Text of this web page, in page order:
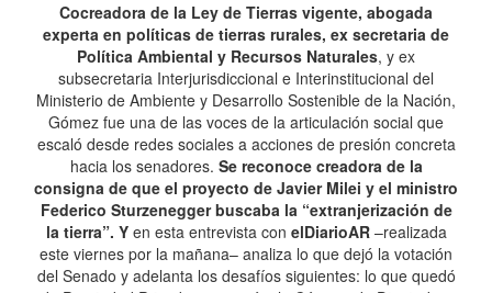
Cocreadora de la Ley de Tierras vigente, abogada
experta en políticas de tierras rurales, ex secretaria de
Política Ambiental y Recursos Naturales, y ex
subsecretaria Interjurisdiccional e Interinstitucional del
Ministerio de Ambiente y Desarrollo Sostenible de la Nación,
Gómez fue una de las voces de la articulación social que
escaló desde redes sociales a acciones de presión concreta
hacia los senadores. Se reconoce creadora de la
consigna de que el proyecto de Javier Milei y el ministro
Federico Sturzenegger buscaba la “extranjerización de
la tierra”. Y en esta entrevista con elDiarioAR–realizada
este viernes por la mañana– analiza lo que dejó la votación
del Senado y adelanta los desafíos siguientes: lo que quedó